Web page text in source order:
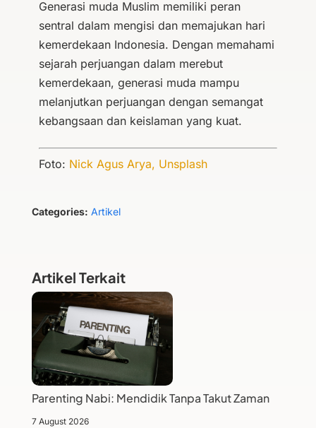
Generasi muda Muslim memiliki peran
sentral dalam mengisi dan memajukan hari
kemerdekaan Indonesia. Dengan memahami
sejarah perjuangan dalam merebut
kemerdekaan, generasi muda mampu
melanjutkan perjuangan dengan semangat
kebangsaan dan keislaman yang kuat.
Foto: Nick Agus Arya, Unsplash
Categories: Artikel
Artikel Terkait
Parenting Nabi: Mendidik Tanpa Takut Zaman
7 August 2026